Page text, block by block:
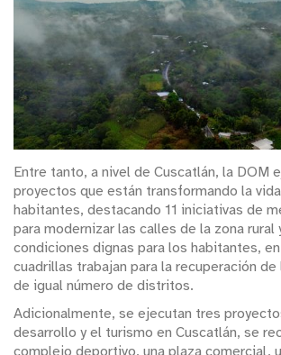
Entre tanto, a nivel de Cuscatlán, la DOM
proyectos que están transformando la
habitantes, destacando 11 iniciativas de
para modernizar las calles de la zona rural
condiciones dignas para los habitantes,
cuadrillas trabajan para la recuperación de
de igual número de distritos.
Adicionalmente, se ejecutan tres
desarrollo y el turismo en Cuscatlán, se
complejo deportivo, una plaza comercial,